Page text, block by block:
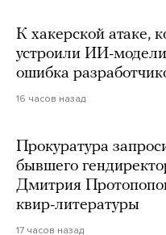
К хакерской атаке,
устроили ИИ-
ошибка
16 часов назад
Прокуратура
бывшего
Дмитрия
квир-литературы
17 часов назад